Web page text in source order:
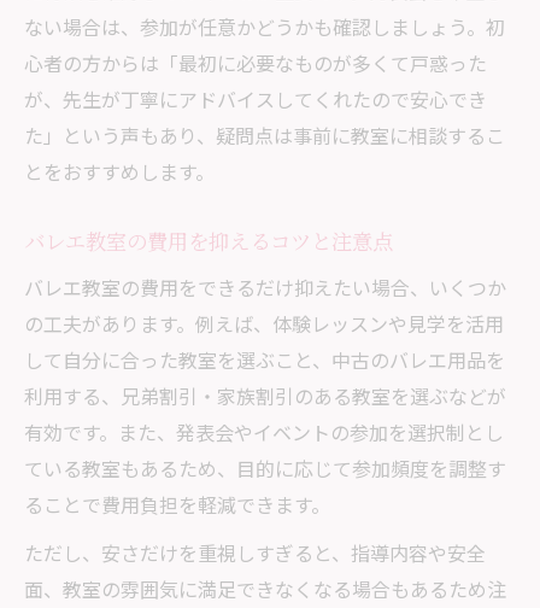
ない場合は、参加が任意かどうかも確認しましょう。初
心者の方からは「最初に必要なものが多くて戸惑った
が、先生が丁寧にアドバイスしてくれたので安心でき
た」という声もあり、疑問点は事前に教室に相談するこ
とをおすすめします。
バレエ教室の費用を抑えるコツと注意点
バレエ教室の費用をできるだけ抑えたい場合、いくつか
の工夫があります。例えば、体験レッスンや見学を活用
して自分に合った教室を選ぶこと、中古のバレエ用品を
利用する、兄弟割引・家族割引のある教室を選ぶなどが
有効です。また、発表会やイベントの参加を選択制とし
ている教室もあるため、目的に応じて参加頻度を調整す
ることで費用負担を軽減できます。
ただし、安さだけを重視しすぎると、指導内容や安全
面、教室の雰囲気に満足できなくなる場合もあるため注